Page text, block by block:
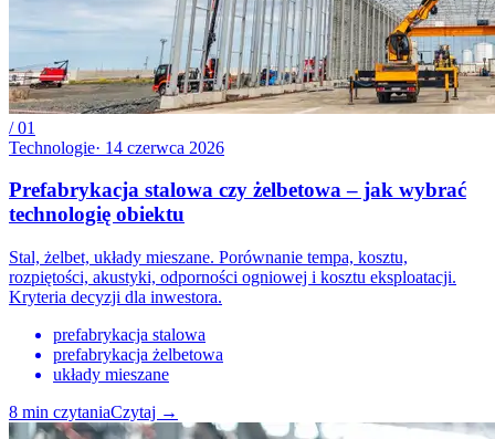
/01
Technologie· 14 czerwca 2026
Prefabrykacja stalowa czy żelbetowa – jak wybrać
technologię obiektu
Stal, żelbet, układy mieszane. Porównanie tempa, kosztu,
rozpiętości, akustyki, odporności ogniowej i kosztu eksploatacji.
Kryteria decyzji dla inwestora.
prefabrykacja stalowa
prefabrykacja żelbetowa
układy mieszane
8 min czytaniaCzytaj →